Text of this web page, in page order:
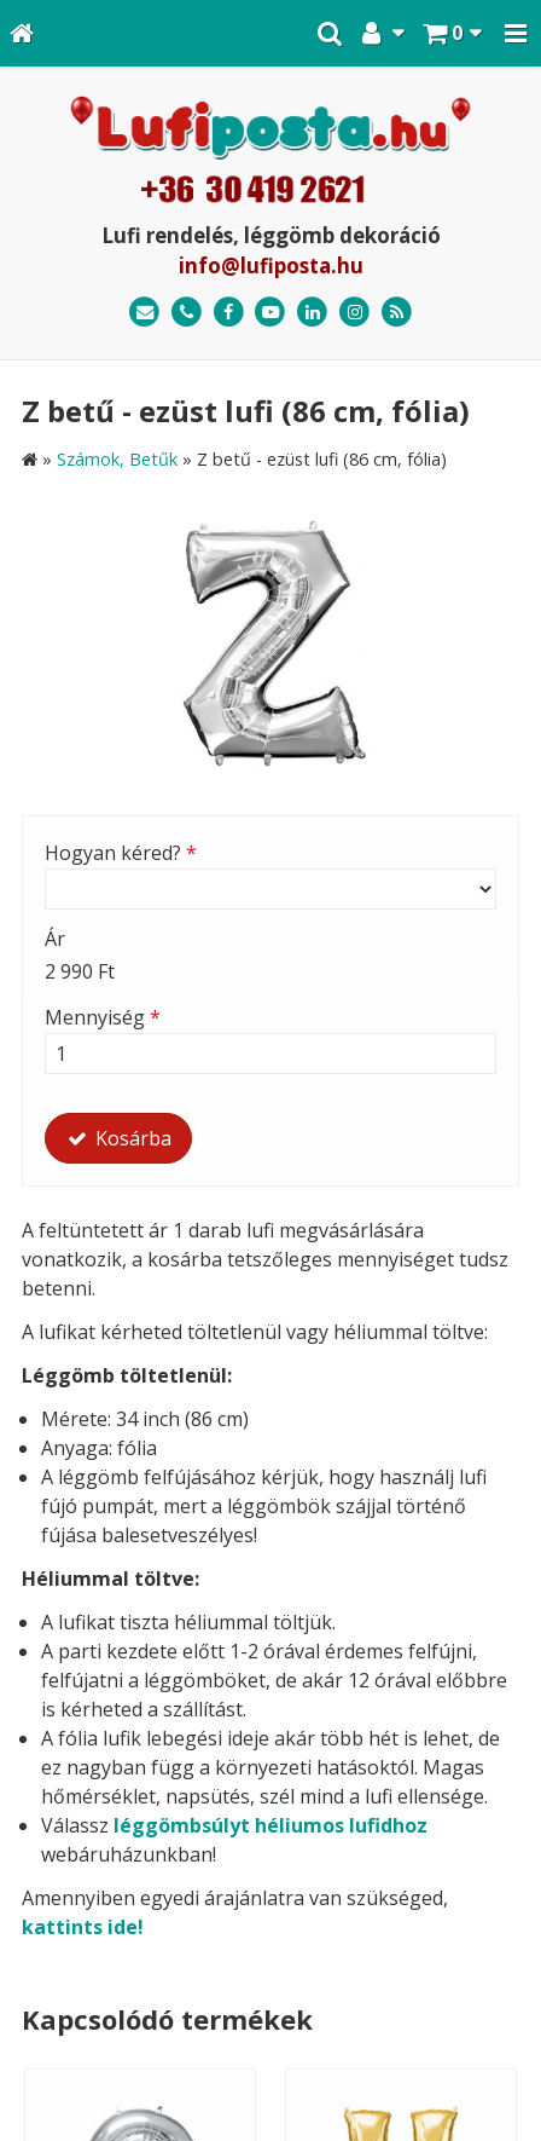
0
Lufi rendelés, léggömb dekoráció
info@lufiposta.hu
Z betű - ezüst lufi (86 cm, fólia)
» Számok, Betűk » Z betű - ezüst lufi (86 cm, fólia)
Hogyan kéred? *
Ár
2 990 Ft
Mennyiség*
Kosárba
A feltüntetett ár 1 darab lufi megvásárlására
vonatkozik, a kosárba tetszőleges mennyiséget tudsz
betenni.
A lufikat kérheted töltetlenül vagy héliummal töltve:
Léggömb töltetlenül:
Mérete: 34 inch (86 cm)
Anyaga: fólia
A léggömb felfújásához kérjük, hogy használj lufi
fújó pumpát, mert a léggömbök szájjal történő
fújása balesetveszélyes!
Héliummal töltve:
A lufikat tiszta héliummal töltjük.
A parti kezdete előtt 1-2 órával érdemes felfújni,
felfújatni a léggömböket, de akár 12 órával előbbre
is kérheted a szállítást.
A fólia lufik lebegési ideje akár több hét is lehet, de
ez nagyban függ a környezeti hatásoktól. Magas
hőmérséklet, napsütés, szél mind a lufi ellensége.
Válassz léggömbsúlyt héliumos lufidhoz
webáruházunkban!
Amennyiben egyedi árajánlatra van szükséged,
kattints ide!
Kapcsolódó termékek